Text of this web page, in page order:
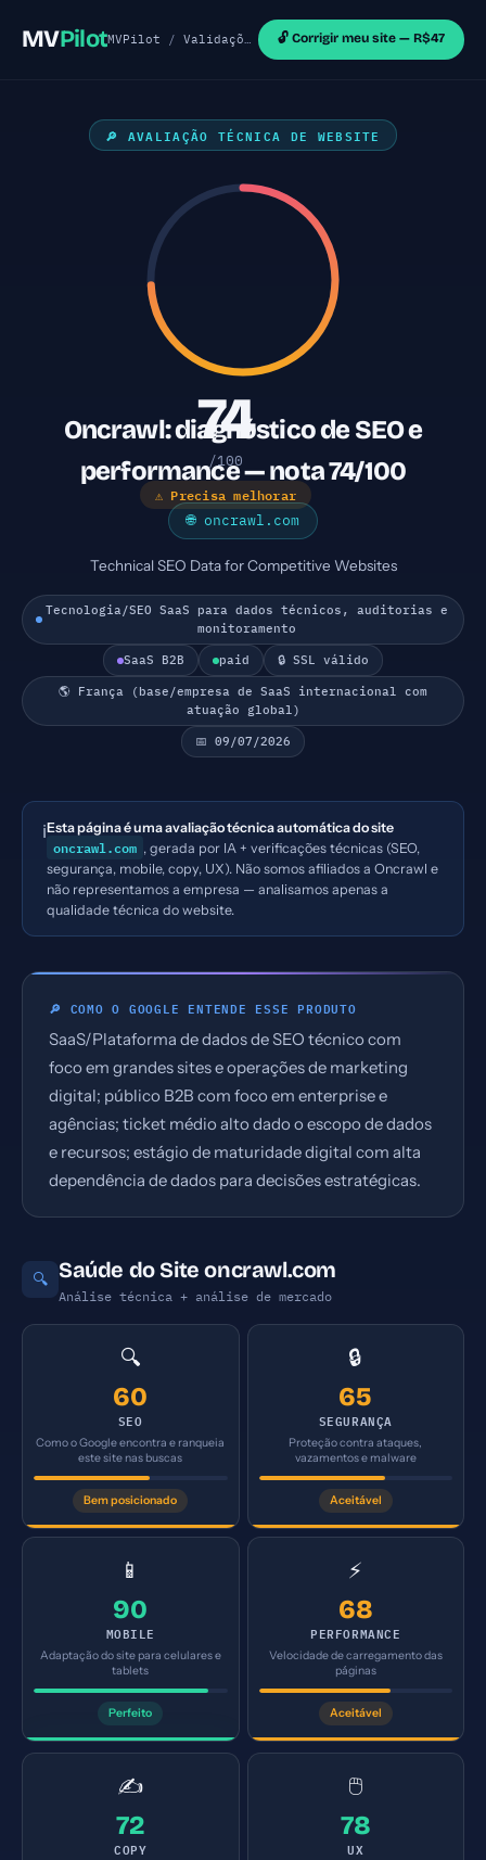
MVPilotMVPilot /Validações de MVP /Sites WordPress /
🔓 Corrigir meu site — R$47
🔎 AVALIAÇÃO TÉCNICA DE WEBSITE
74
/100
⚠ Precisa melhorar
Oncrawl: diagnóstico de SEO e
performance — nota 74/100
🌐 oncrawl.com
Technical SEO Data for Competitive Websites
Tecnologia/SEO SaaS para dados técnicos, auditorias e
monitoramento
SaaS B2B paid 🔒 SSL válido
🌎 França (base/empresa de SaaS internacional com
atuação global)
📅 09/07/2026
ℹ️Esta página é uma avaliação técnica automática do site
oncrawl.com , gerada por IA + verificações técnicas (SEO,
segurança, mobile, copy, UX). Não somos afiliados a Oncrawl e
não representamos a empresa — analisamos apenas a
qualidade técnica do website.
🔎 COMO O GOOGLE ENTENDE ESSE PRODUTO
SaaS/Plataforma de dados de SEO técnico com
foco em grandes sites e operações de marketing
digital; público B2B com foco em enterprise e
agências; ticket médio alto dado o escopo de dados
e recursos; estágio de maturidade digital com alta
dependência de dados para decisões estratégicas.
🔍 Saúde do Site oncrawl.com
Análise técnica + análise de mercado
🔍
60
SEO
Como o Google encontra e ranqueia
este site nas buscas
Bem posicionado
🔒
65
SEGURANÇA
Proteção contra ataques,
vazamentos e malware
Aceitável
📱
90
MOBILE
Adaptação do site para celulares e
tablets
Perfeito
⚡
68
PERFORMANCE
Velocidade de carregamento das
páginas
Aceitável
✍️
72
COPY
🖱️
78
UX